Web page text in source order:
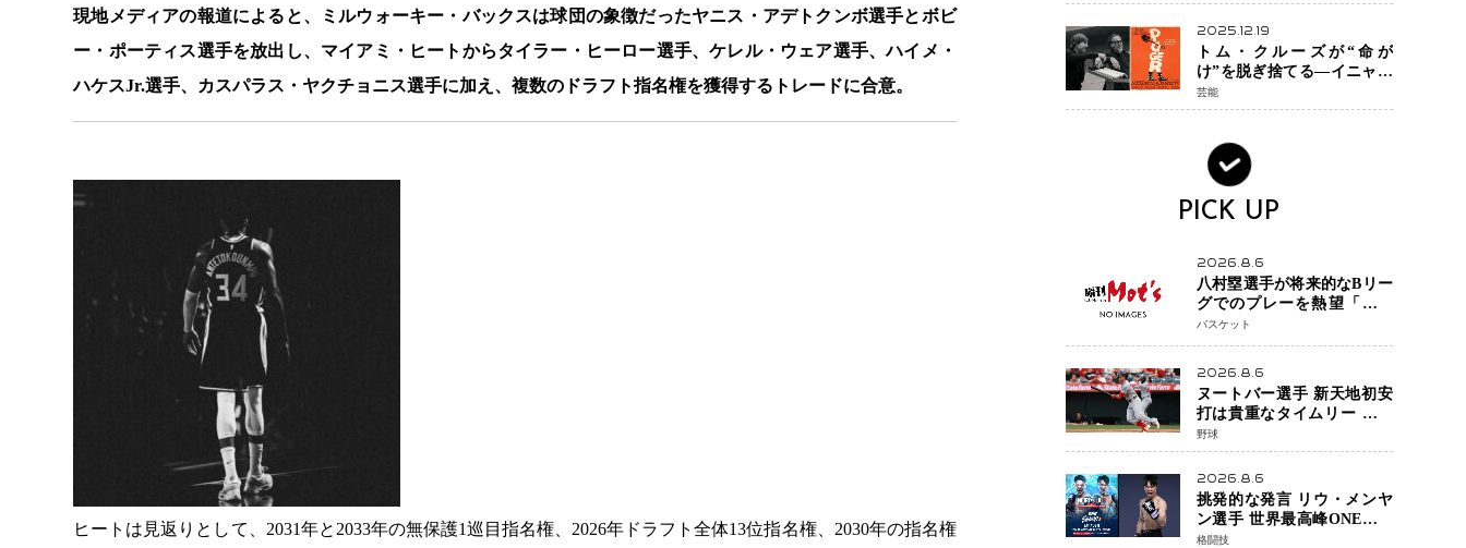
現地メディアの報道によると、ミルウォーキー・バックスは球団の象徴だったヤニス・アデトクンボ選手とボビ
ー・ポーティス選手を放出し、マイアミ・ヒートからタイラー・ヒーロー選手、ケレル・ウェア選手、ハイメ・
ハケスJr.選手、カスパラス・ヤクチョニス選手に加え、複数のドラフト指名権を獲得するトレードに合意。
ヒートは見返りとして、2031年と2033年の無保護1巡目指名権、2026年ドラフト全体13位指名権、2030年の指名権
2025.12.19
トム・クルーズが“命が
け”を脱ぎ捨てる―イニャリ
トゥ監督と挑む前代未聞の
大惨事コメディ「DIGGER
芸能
PICK UP
2026.8.6
八村塁選手が将来的なBリー
グでのプレーを熱望「一つ
の夢ですね」 Jリーグの成
功例にならう“スター帰
る可能性も
バスケット
2026.8.6
ヌートバー選手 新天地初安
打は貴重なタイムリー 本拠
地ファンが大歓声 笑顔で歓
喜
野球
2026.8.6
挑発的な発言 リウ・メンヤ
ン選手 世界最高峰ONEで浮
き彫りになる 日本キックボ
格闘技